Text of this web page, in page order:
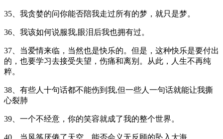
35、我贪婪的问你能否陪我走过所有的梦，就只是梦。
36、我该如何说服我,眼泪后我也拥有过。
37、当爱情来临，当然也是快乐的。但是，这种快乐是要付出
的，也要学习去接受失望，伤痛和离别。从此，人生不再纯
粹。
38、有些人十句话都不能伤到我,但一些人一句话就能让我撕
心裂肺
39、一个不经意，你的笑容就成了我的整个世界。
40、当风筝厌倦了天空，能否会义无反顾的坠入大海。